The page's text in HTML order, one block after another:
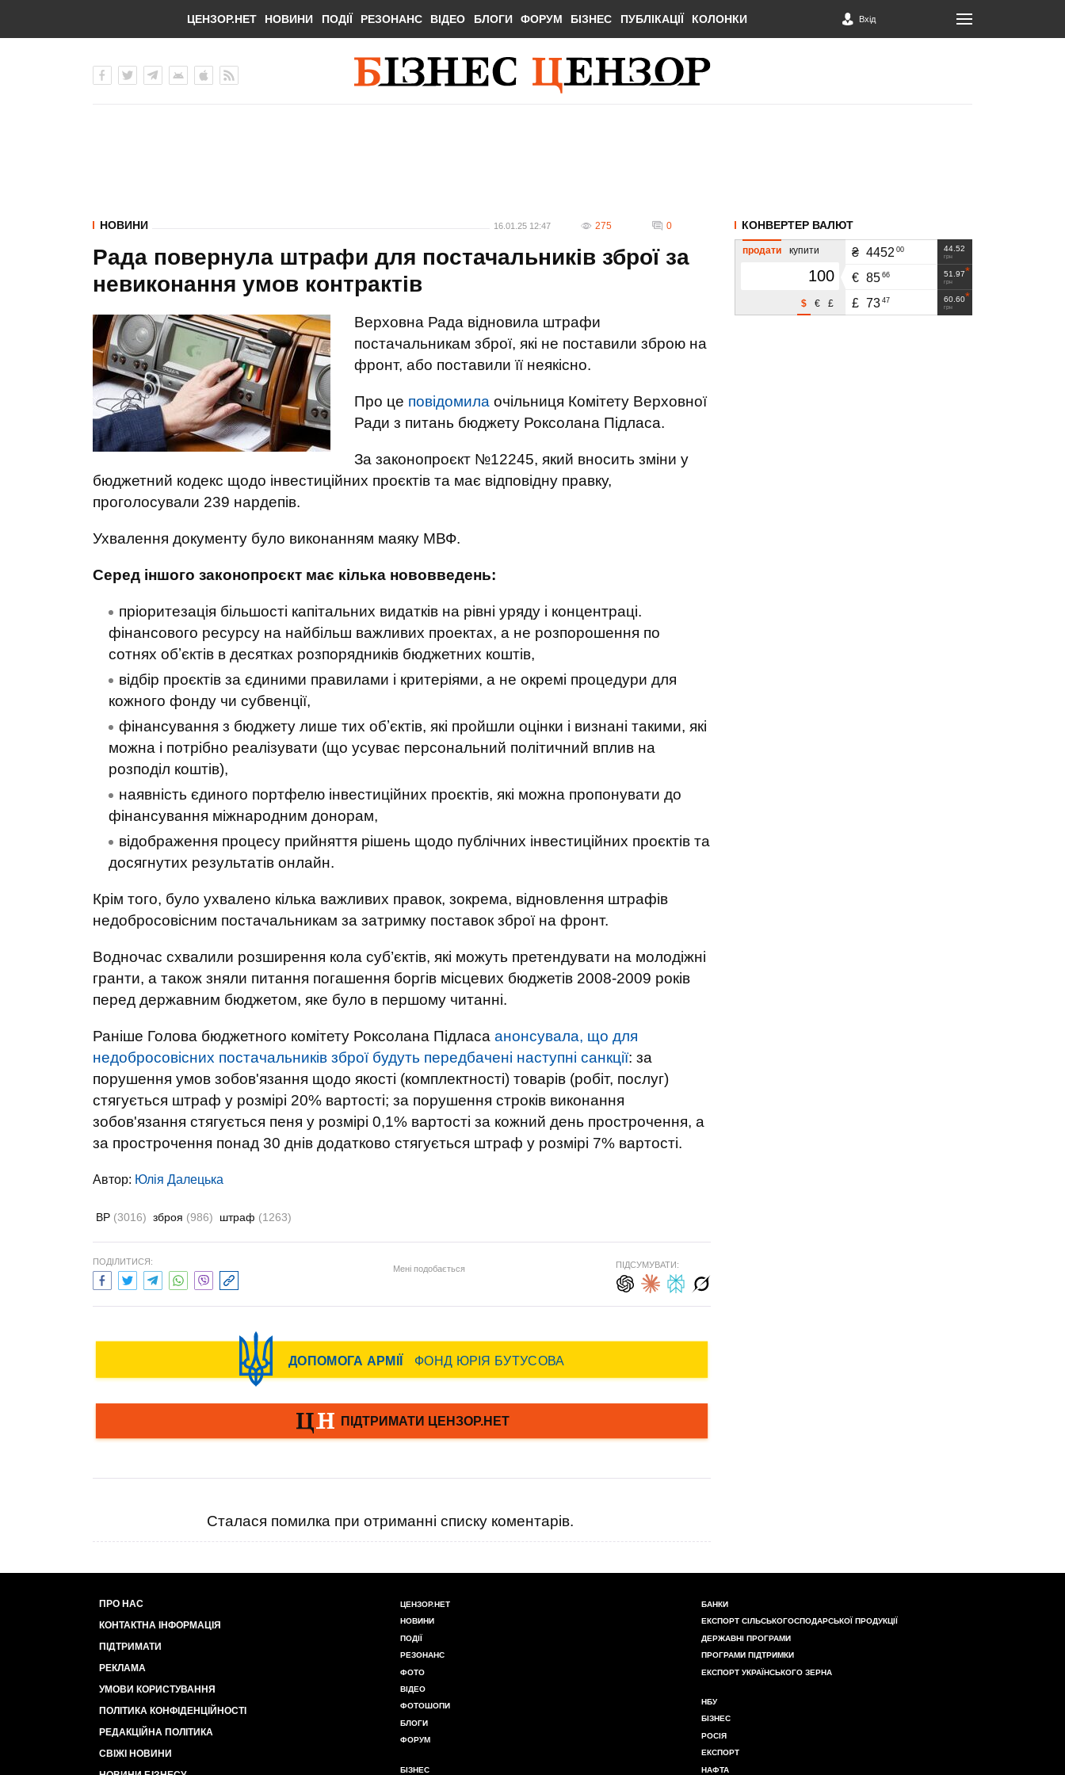
ЦЕНЗОР.НЕТ НОВИНИ ПОДІЇ РЕЗОНАНС ВІДЕО БЛОГИ ФОРУМ БІЗНЕС ПУБЛІКАЦІЇ КОЛОНКИ Вхід
НОВИНИ 16.01.25 12:47 275 0
Рада повернула штрафи для постачальників зброї за
невиконання умов контрактів
Верховна Рада відновила штрафи
постачальникам зброї, які не поставили зброю на
фронт, або поставили її неякісно.
Про це повідомила очільниця Комітету Верховної
Ради з питань бюджету Роксолана Підласа.
За законопроєкт №12245, який вносить зміни у
бюджетний кодекс щодо інвестиційних проєктів та має відповідну правку,
проголосували 239 нардепів.
Ухвалення документу було виконанням маяку МВФ.
Серед іншого законопроєкт має кілька нововведень:
пріоритезація більшості капітальних видатків на рівні уряду і концентраці.
фінансового ресурсу на найбільш важливих проектах, а не розпорошення по
сотнях обʼєктів в десятках розпорядників бюджетних коштів,
відбір проєктів за єдиними правилами і критеріями, а не окремі процедури для
кожного фонду чи субвенції,
фінансування з бюджету лише тих обʼєктів, які пройшли оцінки і визнані такими, які
можна і потрібно реалізувати (що усуває персональний політичний вплив на
розподіл коштів),
наявність єдиного портфелю інвестиційних проєктів, які можна пропонувати до
фінансування міжнародним донорам,
відображення процесу прийняття рішень щодо публічних інвестиційних проєктів та
досягнутих результатів онлайн.
Крім того, було ухвалено кілька важливих правок, зокрема, відновлення штрафів
недобросовісним постачальникам за затримку поставок зброї на фронт.
Водночас схвалили розширення кола суб’єктів, які можуть претендувати на молодіжні
гранти, а також зняли питання погашення боргів місцевих бюджетів 2008-2009 років
перед державним бюджетом, яке було в першому читанні.
Раніше Голова бюджетного комітету Роксолана Підласа анонсувала, що для
недобросовісних постачальників зброї будуть передбачені наступні санкції: за
порушення умов зобов'язання щодо якості (комплектності) товарів (робіт, послуг)
стягується штраф у розмірі 20% вартості; за порушення строків виконання
зобов'язання стягується пеня у розмірі 0,1% вартості за кожний день прострочення, а
за прострочення понад 30 днів додатково стягується штраф у розмірі 7% вартості.
Автор: Юлiя Далецька
ВР (3016) зброя (986) штраф (1263)
ПОДІЛИТИСЯ:
Мені подобається ПІДСУМУВАТИ:
Сталася помилка при отриманні списку коментарів.
КОНВЕРТЕР ВАЛЮТ
продати купити
£
€
$
44.52
грн
₴ 4452 00
51.97
грн
€ 85 66
60.60
грн
£ 73 47
ПРО НАС
КОНТАКТНА ІНФОРМАЦІЯ
ПІДТРИМАТИ
РЕКЛАМА
УМОВИ КОРИСТУВАННЯ
ПОЛІТИКА КОНФІДЕНЦІЙНОСТІ
РЕДАКЦІЙНА ПОЛІТИКА
СВІЖІ НОВИНИ
ЦЕНЗОР.НЕТ
НОВИНИ
ПОДІЇ
РЕЗОНАНС
ФОТО
ВІДЕО
ФОТОШОПИ
БЛОГИ
ФОРУМ
БІЗНЕС
БАНКИ
ЕКСПОРТ СІЛЬСЬКОГОСПОДАРСЬКОЇ ПРОДУКЦІЇ
ДЕРЖАВНІ ПРОГРАМИ
ПРОГРАМИ ПІДТРИМКИ
ЕКСПОРТ УКРАЇНСЬКОГО ЗЕРНА
НБУ
БІЗНЕС
РОСІЯ
ЕКСПОРТ
НАФТА